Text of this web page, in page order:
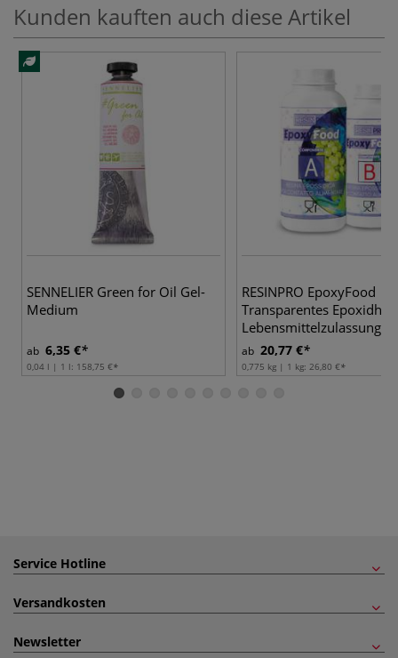
Kunden kauften auch diese Artikel
SENNELIER Green for Oil Gel-
Medium
ab 6,35 €
0,04 l | 1 l: 158,75 €
RESINPRO EpoxyFood
Transparentes
Lebensmittelzulassung
ab 20,77 €
0,775 kg | 1 kg: 26,80 €
Service Hotline
Versandkosten
Newsletter